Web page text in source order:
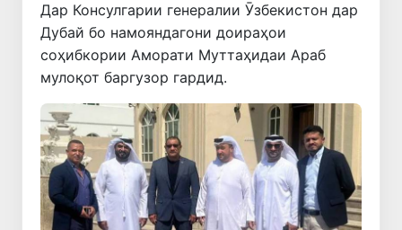
Дар Консулгарии генералии Ӯзбекистон дар
Дубай бо намояндагони доираҳои
соҳибкории Аморати Муттаҳидаи Араб
мулоқот баргузор гардид.